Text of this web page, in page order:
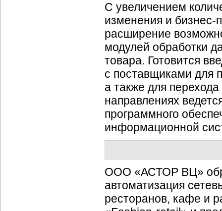
С увеличением
изменения и бизнес-
расширение
модулей обработки
товара. Готовится
с поставщиками для
а также для
направлениях
программного
информационной
ООО «АСТОР ВЦ»
автоматизация
ресторанов, кафе и